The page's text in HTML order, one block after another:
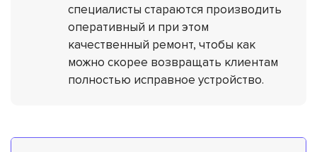
специалисты стараются производить
оперативный и при этом
качественный ремонт, чтобы как
можно скорее возвращать клиентам
полностью исправное устройство.